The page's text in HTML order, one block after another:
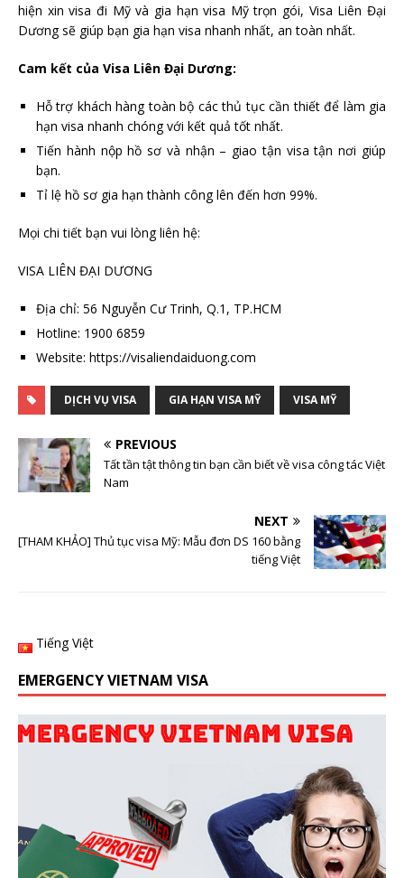
hiện xin visa đi Mỹ và gia hạn visa Mỹ trọn gói, Visa Liên Đại
Dương sẽ giúp bạn gia hạn visa nhanh nhất, an toàn nhất.
Cam kết của Visa Liên Đại Dương:
Hỗ trợ khách hàng toàn bộ các thủ tục cần thiết để làm gia
hạn visa nhanh chóng với kết quả tốt nhất.
Tiến hành nộp hồ sơ và nhận – giao tận visa tận nơi giúp
bạn.
Tỉ lệ hồ sơ gia hạn thành công lên đến hơn 99%.
Mọi chi tiết bạn vui lòng liên hệ:
VISA LIÊN ĐẠI DƯƠNG
Địa chỉ: 56 Nguyễn Cư Trinh, Q.1, TP.HCM
Hotline: 1900 6859
Website: https://visaliendaiduong.com
DỊCH VỤ VISA GIA HẠN VISA MỸ VISA MỸ
PREVIOUS
Tất tần tật thông tin bạn cần biết về visa công tác Việt
Nam
NEXT
[THAM KHẢO] Thủ tục visa Mỹ: Mẫu đơn DS 160 bằng
tiếng Việt
Tiếng Việt
EMERGENCY VIETNAM VISA